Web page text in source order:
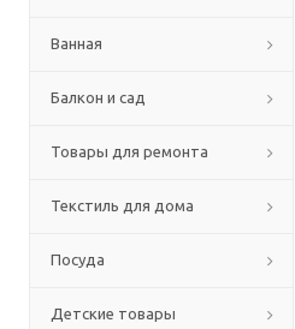
Ванная
Балкон и сад
Товары для ремонта
Текстиль для дома
Посуда
Детские товары